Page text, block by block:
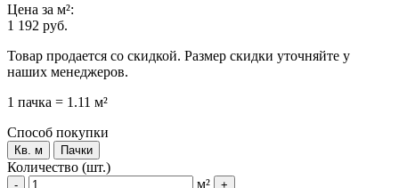
Цена за м²:
1 192 руб.
Товар продается со скидкой. Размер скидки уточняйте у
наших менеджеров.
1 пачка = 1.11 м²
Способ покупки
Кв. м Пачки
Количество (шт.)
- м² +